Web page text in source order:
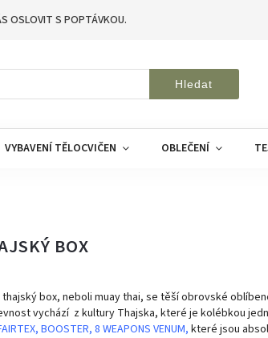
OSLOVIT S POPTÁVKOU.
Hledat
VYBAVENÍ TĚLOCVIČEN OBLEČENÍ
BOX
box, neboli muay thai, se těší obrovské
vychází z kultury Thajska, které je kolébkou
, BOOSTER, 8 WEAPONS VENUM, které jsou